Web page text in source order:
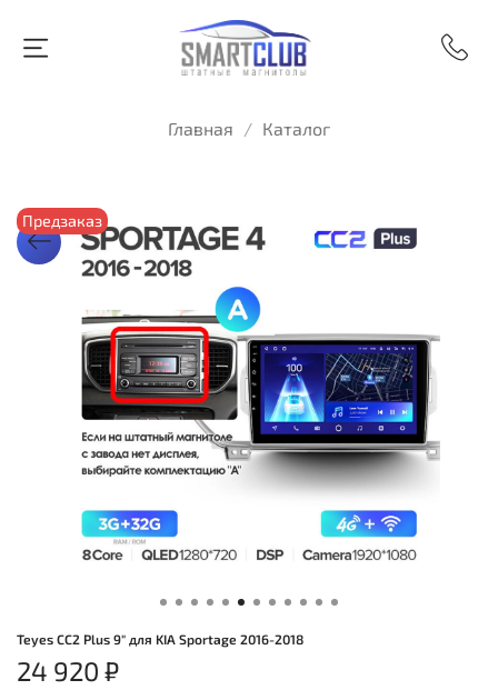
Главная Каталог
Предзаказ
Teyes CC2 Plus 9" для KIA Sportage 2016-2018
24 920 ₽